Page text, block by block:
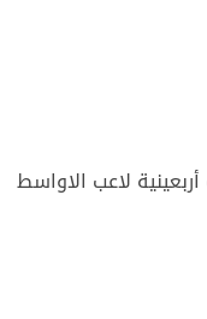
لاعب الاواسط